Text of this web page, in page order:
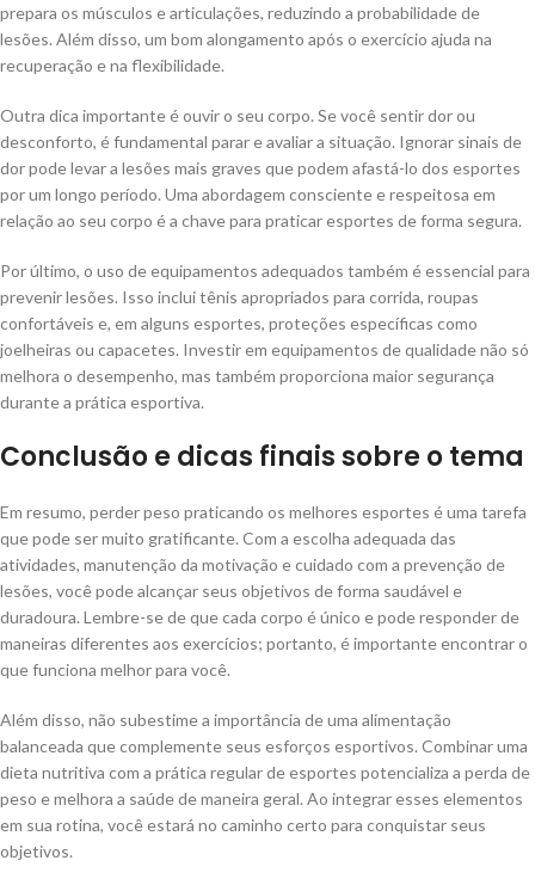
prepara os músculos e articulações, reduzindo a probabilidade de
lesões. Além disso, um bom alongamento após o exercício ajuda na
recuperação e na flexibilidade.
Outra dica importante é ouvir o seu corpo. Se você sentir dor ou
desconforto, é fundamental parar e avaliar a situação. Ignorar sinais de
dor pode levar a lesões mais graves que podem afastá-lo dos esportes
por um longo período. Uma abordagem consciente e respeitosa em
relação ao seu corpo é a chave para praticar esportes de forma segura.
Por último, o uso de equipamentos adequados também é essencial para
prevenir lesões. Isso inclui tênis apropriados para corrida, roupas
confortáveis e, em alguns esportes, proteções específicas como
joelheiras ou capacetes. Investir em equipamentos de qualidade não só
melhora o desempenho, mas também proporciona maior segurança
durante a prática esportiva.
Conclusão e dicas finais sobre o tema
Em resumo, perder peso praticando os melhores esportes é uma tarefa
que pode ser muito gratificante. Com a escolha adequada das
atividades, manutenção da motivação e cuidado com a prevenção de
lesões, você pode alcançar seus objetivos de forma saudável e
duradoura. Lembre-se de que cada corpo é único e pode responder de
maneiras diferentes aos exercícios; portanto, é importante encontrar o
que funciona melhor para você.
Além disso, não subestime a importância de uma alimentação
balanceada que complemente seus esforços esportivos. Combinar uma
dieta nutritiva com a prática regular de esportes potencializa a perda de
peso e melhora a saúde de maneira geral. Ao integrar esses elementos
em sua rotina, você estará no caminho certo para conquistar seus
objetivos.